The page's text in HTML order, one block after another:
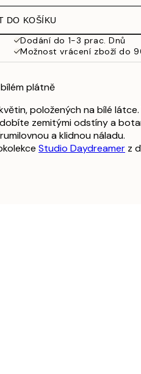
DO KOŠÍKU
Dodání do 1-3 prac. Dnů
Možnost vrácení zboží do
plátně
položených na bílé
zemitými odstíny a
a klidnou náladu.
Studio Daydreamer z